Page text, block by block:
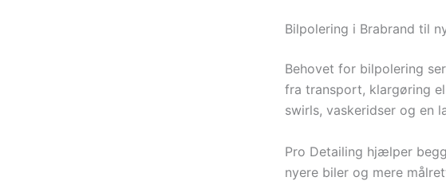
Bilpolering i Brabrand til
Behovet for bilpolering
fra transport, klargøring
swirls, vaskeridser og en
Pro Detailing hjælper
nyere biler og mere